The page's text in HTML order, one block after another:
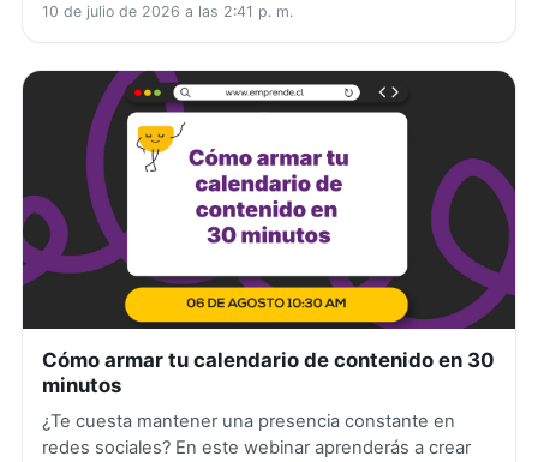
10 de julio de 2026 a las 2:41 p. m.
Cómo armar tu calendario de contenido en 30
minutos
¿Te cuesta mantener una presencia constante en
redes sociales? En este webinar aprenderás a crear